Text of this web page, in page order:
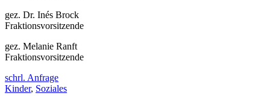
gez. Dr. Inés Brock
Fraktionsvorsitzende
gez. Melanie Ranft
Fraktionsvorsitzende
schrl. Anfrage
Kinder, Soziales